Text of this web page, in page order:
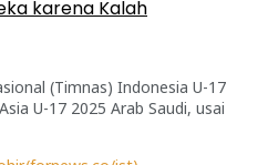
karena Kalah
(Timnas) Indonesia U-17
U-17 2025 Arab Saudi, usai